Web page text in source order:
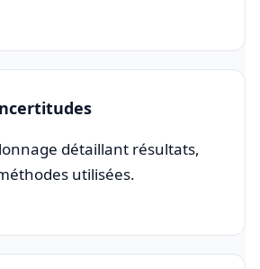
détaillant résultats,
utilisées.